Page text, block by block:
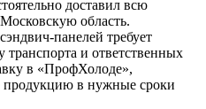
доставил всю
область.
панелей требует
транспорта и ответственных
в «ПрофХолоде»,
продукцию в нужные сроки